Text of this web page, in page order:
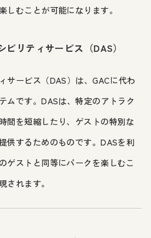
しむことが可能になります。
リティサービス（DAS）
サービス（DAS）は、GACに代わ
ムです。DASは、特定のアトラク
間を短縮したり、ゲストの特別な
供するためのものです。DASを利
ゲストと同等にパークを楽しむこ
されます。